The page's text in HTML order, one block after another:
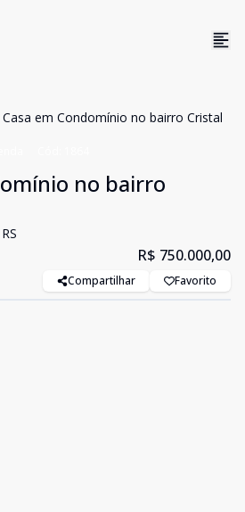
Casa em Condomínio no bairro Cristal
no bairro
R$ 750.000,00
Compartilhar Favorito